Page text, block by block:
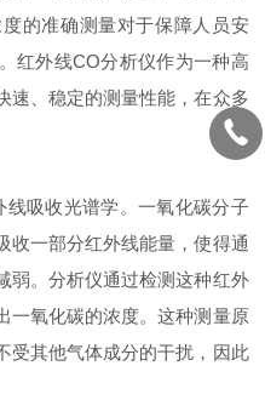
的准确测量对于保障人员安
红外线CO分析仪作为一种高
速、稳定的测量性能，在众多
吸收光谱学。一氧化碳分子
收一部分红外线能量，使得通
弱。分析仪通过检测这种红外
一氧化碳的浓度。这种测量原
受其他气体成分的干扰，因此